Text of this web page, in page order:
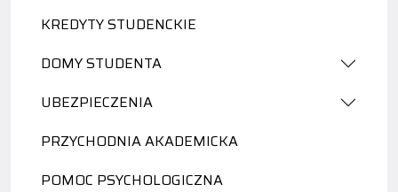
KREDYTY STUDENCKIE
DOMY STUDENTA
UBEZPIECZENIA
PRZYCHODNIA AKADEMICKA
POMOC PSYCHOLOGICZNA